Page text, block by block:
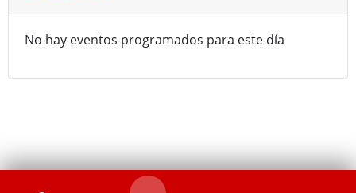
No hay eventos programados para este día